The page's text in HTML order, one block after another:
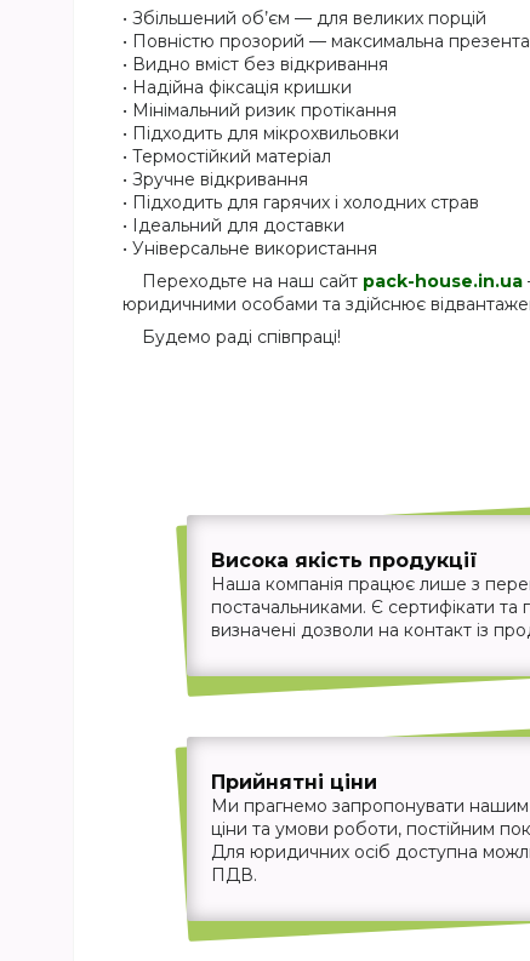
• Збільшений об’єм — для великих порцій
• Повністю прозорий — максимальна
• Видно вміст без відкривання
• Надійна фіксація кришки
• Мінімальний ризик протікання
• Підходить для мікрохвильовки
• Термостійкий матеріал
• Зручне відкривання
• Підходить для гарячих і холодних страв
• Ідеальний для доставки
• Універсальне використання
Переходьте на наш сайт pack-house.in.ua
юридичними особами та здійснює
Будемо раді співпраці!
Висока якість продукції
Наша компанія працює лише з
постачальниками. Є сертифікати та
визначені дозволи на контакт із
Прийнятні ціни
Ми прагнемо запропонувати нашим
ціни та умови роботи, постійним
Для юридичних осіб доступна
ПДВ.